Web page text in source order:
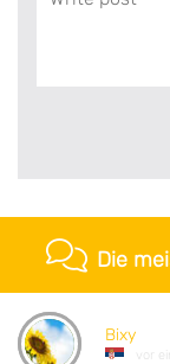
Die
Bixy
vor